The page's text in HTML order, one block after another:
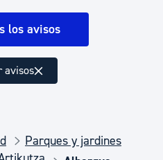
los avisos
avisos
Parques y jardines